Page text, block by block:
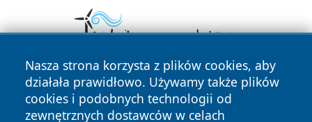
Nasza strona korzysta z plików cookies, aby
działała prawidłowo. Używamy także plików
cookies i podobnych technologii od
zewnętrznych dostawców w celach